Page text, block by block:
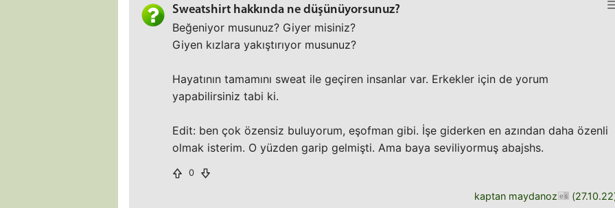
Sweatshirt hakkında ne düşünüyorsunuz?
Beğeniyor musunuz? Giyer misiniz?
Giyen kızlara yakıştırıyor musunuz?
Hayatının tamamını sweat ile geçiren insanlar var. Erkekler için de yorum
yapabilirsiniz tabi ki.
Edit: ben çok özensiz buluyorum, eşofman gibi. İşe giderken en azından daha özenli
olmak isterim. O yüzden garip gelmişti. Ama baya seviliyormuş abajshs.
0
kaptan maydanoz (27.10.22